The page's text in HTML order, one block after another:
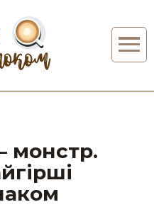
монстр.